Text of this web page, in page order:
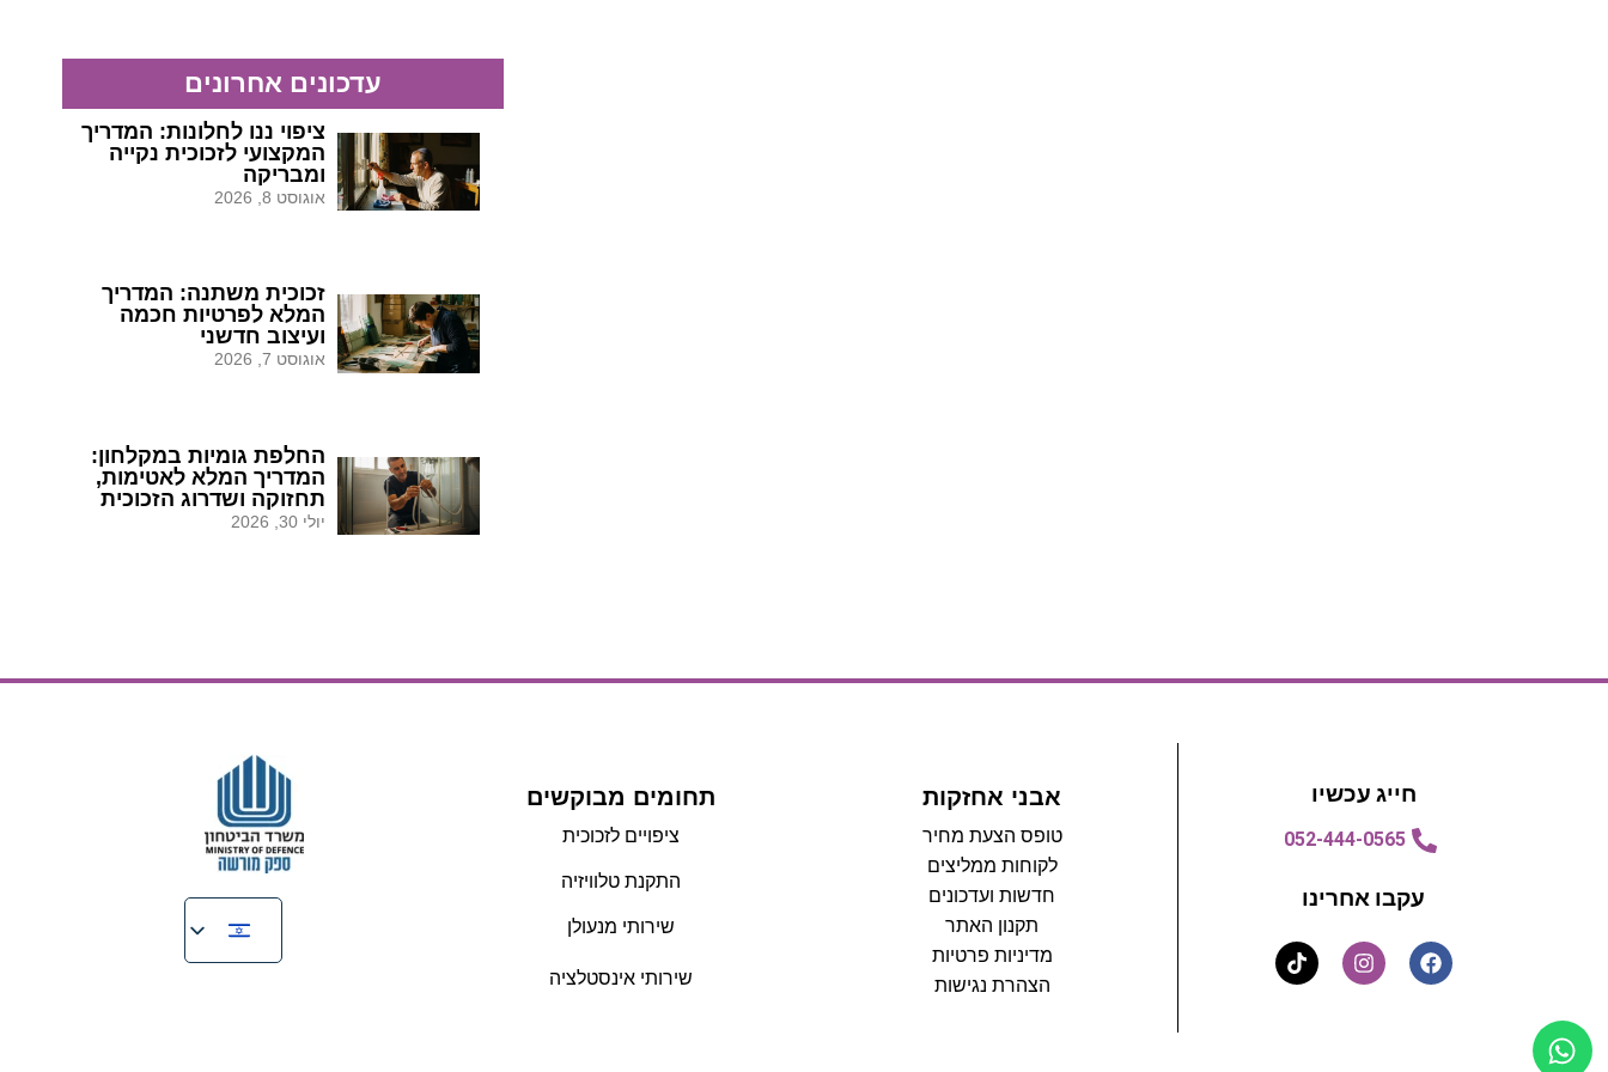
עדכונים אחרונים
ציפוי ננו לחלונות: המדריך
המקצועי לזכוכית נקייה
ומבריקה
אוגוסט 8, 2026
זכוכית משתנה: המדריך
המלא לפרטיות חכמה
ועיצוב חדשני
אוגוסט 7, 2026
החלפת גומיות במקלחון:
המדריך המלא לאטימות,
תחזוקה ושדרוג הזכוכית
יולי 30, 2026
חייג עכשיו
052-444-0565
עקבו אחרינו
אבני אחזקות
טופס הצעת מחיר
לקוחות ממליצים
חדשות ועדכונים
תקנון האתר
מדיניות פרטיות
הצהרת נגישות
תחומים מבוקשים
ציפויים לזכוכית
התקנת טלוויזיה
שירותי מנעולן
שירותי אינסטלציה